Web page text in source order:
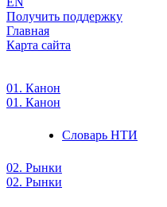
Получить поддержку
Главная
Карта сайта
01. Канон
01. Канон
Словарь НТИ
02. Рынки
02. Рынки